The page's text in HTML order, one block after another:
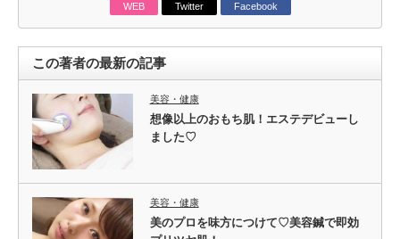
WEB Twitter Facebook
この著者の最新の記事
美容・健康
想像以上のおもち肌！エステデビューし
ました♡
美容・健康
美のプロを味方につけて♡美容鍼で即効